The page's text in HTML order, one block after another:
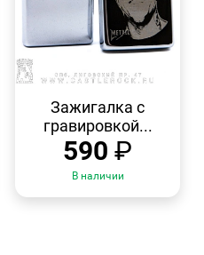
Зажигалка с
гравировкой...
590 ₽
В наличии